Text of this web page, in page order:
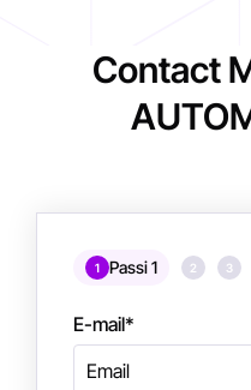
Contact
1 Passi 1 2 3
E-mail*